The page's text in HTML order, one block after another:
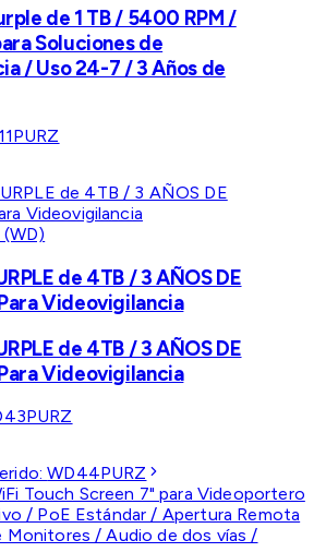
de 1 TB / 5400 RPM /
Soluciones de
/ Uso 24-7 / 3 Años de
de 4TB / 3 AÑOS DE
Videovigilancia
de 4TB / 3 AÑOS DE
Videovigilancia
WD44PURZ